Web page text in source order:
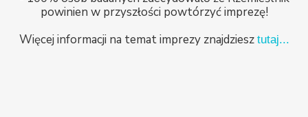
powinien w przyszłości powtórzyć imprezę!
Więcej informacji na temat imprezy znajdziesz tutaj...